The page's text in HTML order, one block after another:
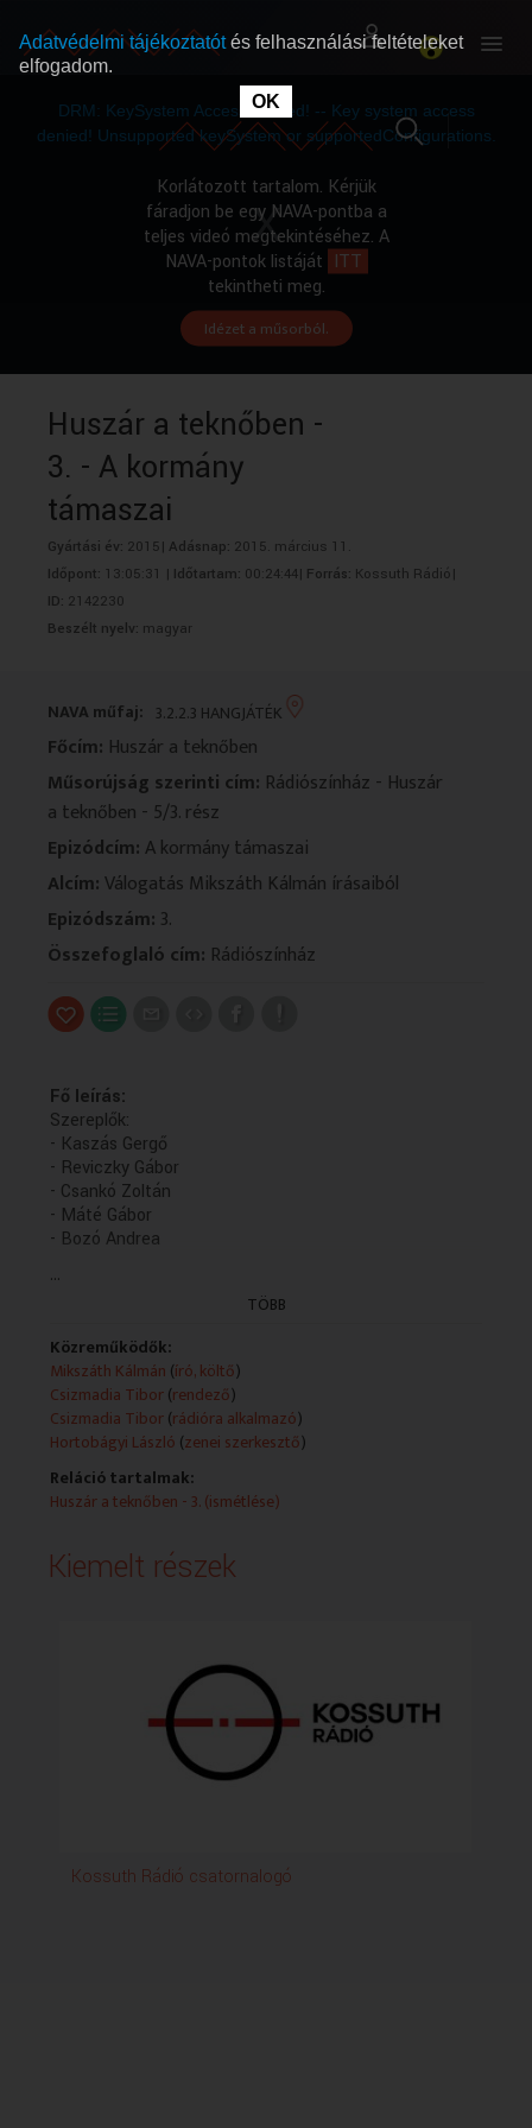
RÓLUNK
RÓLUNK
DRM: KeySystem Access Denied! -- Key system access
denied! Unsupported keySystem or supportedConfigurations.
Korlátozott tartalom. Kérjük
fáradjon be egy NAVA-pontba a
teljes videó megtekintéséhez. A
NAVA-pontok listáját ITT
tekintheti meg.
Idézet a műsorból.
Huszár a teknőben -
3. - A kormány
támaszai
Gyártási év: 2015| Adásnap: 2015. március 11.
Időpont: 13:05:31 | Időtartam: 00:24:44| Forrás: Kossuth Rádió|
ID: 2142230
Beszélt nyelv: magyar
NAVA műfaj: 3.2.2.3 HANGJÁTÉK
Főcím: Huszár a teknőben
Műsorújság szerinti cím: Rádiószínház - Huszár
a teknőben - 5/3. rész
Epizódcím:A kormány támaszai
Alcím:Válogatás Mikszáth Kálmán írásaiból
Epizódszám: 3.
Összefoglaló cím: Rádiószínház
Fő leírás:
Szereplők:
- Kaszás Gergő
- Reviczky Gábor
- Csankó Zoltán
- Máté Gábor
- Bozó Andrea
Műsorszolgáltatói ismertető:
Közreműködik: Bozó Andrea, Csankó Zoltán, Kaszás
Gergő, Máté Gábor és Reviczky Gábor
Hangmérnök: Kiss Attila
Zenei szerkesztő: Hortobágyi László
Rádióra alkalmazta és rendezte: Csizmadia Tibor
A felvételt a Magyar Rádió nonprofit zrt.
megrendelésére az MTVA megbízásából a Kaneta
...
TÖBB
Közreműködők:
Mikszáth Kálmán (író, költő)
Csizmadia Tibor(rendező)
Csizmadia Tibor(rádióra alkalmazó)
Hortobágyi László (zenei szerkesztő)
Reláció tartalmak:
Huszár a teknőben - 3. (ismétlése)
Kiemelt részek
Kossuth Rádió csatornalogó
Adatvédelmi tájékoztatótés felhasználási feltételeket
elfogadom.
OK